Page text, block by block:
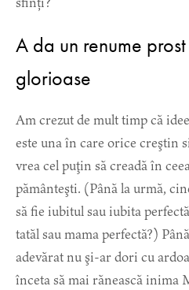
A da un renume
glorioase
Am crezut de mult timp că
este una în care orice creştin
vrea cel puţin să creadă în
pământeşti. (Până la urmă,
să fie iubitul sau iubita
tatăl sau mama perfectă?)
adevărat nu şi-ar dori cu
înceta să mai rănească